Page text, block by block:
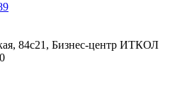
84с21, Бизнес-центр ИТКОЛ